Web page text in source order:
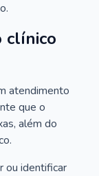
clínico
atendimento
que o
além do
ou identificar